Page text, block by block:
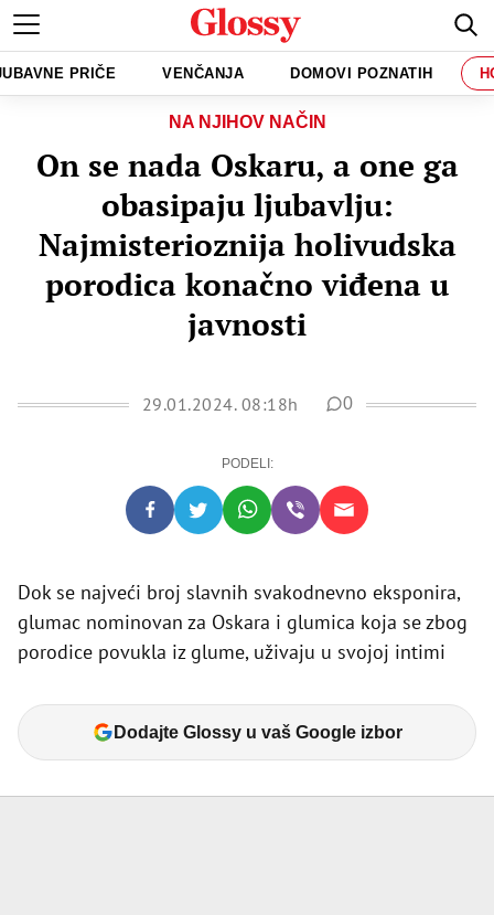
PRIČE VENČANJA DOMOVI POZNATIH
NA NJIHOV NAČIN
On se nada Oskaru, a one ga
obasipaju ljubavlju:
Najmisterioznija holivudska
porodica konačno viđena u
javnosti
29.01.2024. 08:18h 0
PODELI:
Dok se najveći broj slavnih svakodnevno eksponira,
glumac nominovan za Oskara i glumica koja se zbog
porodice povukla iz glume, uživaju u svojoj intimi
Dodajte Glossy u vaš Google izbor